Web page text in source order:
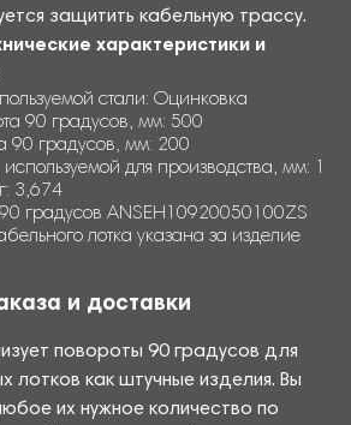
защитить кабельную трассу.
характеристики и
стали: Оцинковка
90 градусов, мм: 500
90 градусов, мм: 200
для производства, мм: 1
3,674
градусов ANSEH10920050100ZS
лотка указана за изделие
и доставки
повороты 90 градусов для
лотков как штучные изделия. Вы
их нужное количество по